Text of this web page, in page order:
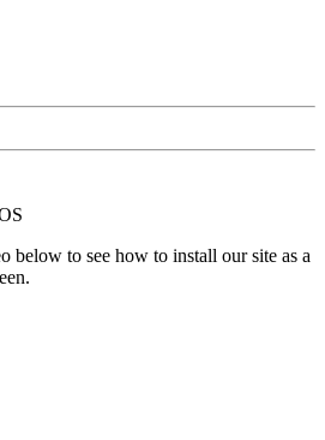
below to see how to install our site as a